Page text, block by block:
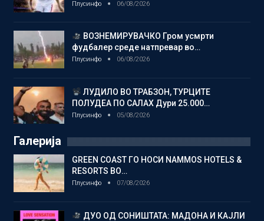
Плусинфо 06/08/2026
ВОЗНЕМИРУВАЧКО Гром усмрти
фудбалер среде натпревар во…
Плусинфо 06/08/2026
ЛУДИЛО ВО ТРАБЗОН, ТУРЦИТЕ
ПОЛУДЕА ПО САЛАХ Дури 25.000…
Плусинфо 05/08/2026
Галерија
GREEN COAST ГО НОСИ NAMMOS HOTELS &
RESORTS ВО…
Плусинфо 07/08/2026
ДУО ОД СОНИШТАТА: МАДОНА И КАЈЛИ